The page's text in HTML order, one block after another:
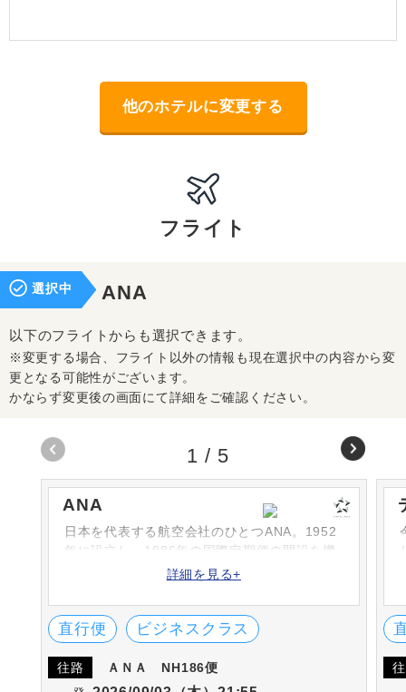
他のホテルに変更する
フライト
選択中 ANA
以下のフライトからも選択できます。
※変更する場合、フライト以外の情報も現在選択中の内容から変
更となる可能性がございます。
かならず変更後の画面にて詳細をご確認ください。
ANA
日本を代表する航空会社のひとつANA。1952
年に設立し、1986年の国際定期便の開設を機
に次々と路線を増やしています。シートや機
SKYTRAX社における「ワールド・エアライ
ン・スター・レーディング」の5-STARに何度
も選出されています。
詳細を見る+
直行便 ビジネスクラス
往路 ＡＮＡ
NH186便
1 / 5